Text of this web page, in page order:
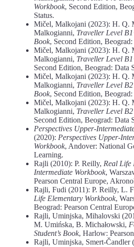
Workbook, Second Edition,
Status.
Mičel, Malkojani (2023): H. Q.
Malkogianni, Traveller Level
Book, Second Edition, Beograd:
Mičel, Malkojani (2023): H. Q.
Malkogianni, Traveller Level
Second Edition, Beograd: Data
Mičel, Malkojani (2023): H. Q.
Malkogianni, Traveller Level B2
Book, Second Edition, Beograd:
Mičel, Malkojani (2023): H. Q.
Malkogianni, Traveller Level
Second Edition, Beograd: Data
Perspectives Upper-
(2020): Perspectives Upper-
Workbook, Andover: National
Learning.
Rajli (2010): P. Reilly, Real Life
Intermediate Workbook,
Pearson Central Europe,
Rajli, Fudi (2011): P. Reilly, L.
Life Elementary Workbook,
Beograd: Pearson Central
Rajli, Uminjska, Mihalovski
M. Umińska, B. Michałowski,
Student’s Book, Harlow:
Rajli, Uminjska, Smert-Čandler